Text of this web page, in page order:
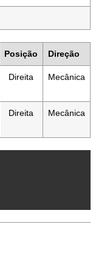
Posição Direção
Direita Mecânica
Direita Mecânica